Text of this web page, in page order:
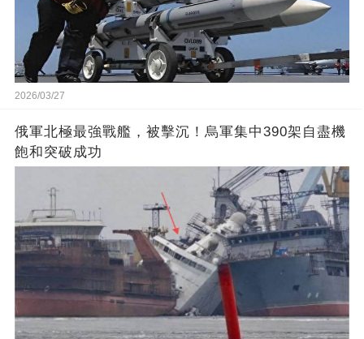
2026/03/27
俄軍北極最強戰艦，被擊沉！烏軍集中390架自盡機
飽和突破成功